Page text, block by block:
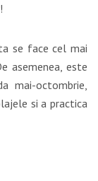
se face cel mai
asemenea, este
mai-octombrie,
si a practica